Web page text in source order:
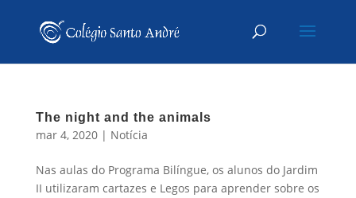
The night and the animals
mar 4, 2020| Notícia
Nas aulas do Programa Bilíngue, os alunos do Jardim
II utilizaram cartazes e Legos para aprender sobre os